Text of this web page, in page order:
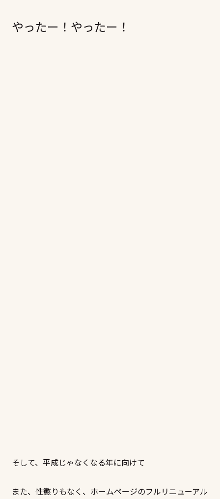
やったー！やったー！
そして、平成じゃなくなる年に向けて
また、性懲りもなく、ホームページのフルリニューアル